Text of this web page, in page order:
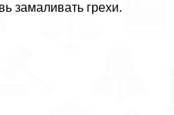
замаливать грехи.